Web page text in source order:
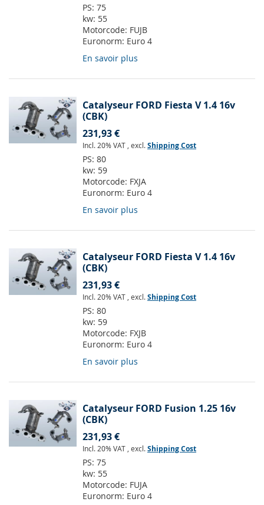
PS: 75
kw: 55
Motorcode: FUJB
Euronorm: Euro 4
En savoir plus
Catalyseur FORD Fiesta V 1.4 16v
(CBK)
231,93 €
Incl. 20% VAT , excl.Shipping Cost
PS: 80
kw: 59
Motorcode: FXJA
Euronorm: Euro 4
En savoir plus
Catalyseur FORD Fiesta V 1.4 16v
(CBK)
231,93 €
Incl. 20% VAT , excl.Shipping Cost
PS: 80
kw: 59
Motorcode: FXJB
Euronorm: Euro 4
En savoir plus
Catalyseur FORD Fusion 1.25 16v
(CBK)
231,93 €
Incl. 20% VAT , excl.Shipping Cost
PS: 75
kw: 55
Motorcode: FUJA
Euronorm: Euro 4